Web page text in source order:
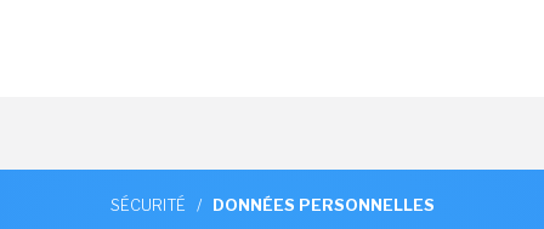
SÉCURITÉ / DONNÉES PERSONNELLES